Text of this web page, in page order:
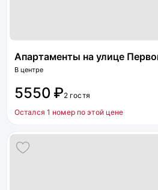
Апартаменты на улице
В центре
5550 ₽2 гостя
Остался 1 номер по этой цене